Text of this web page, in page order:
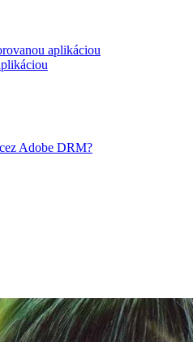
aplikáciou
Adobe DRM?